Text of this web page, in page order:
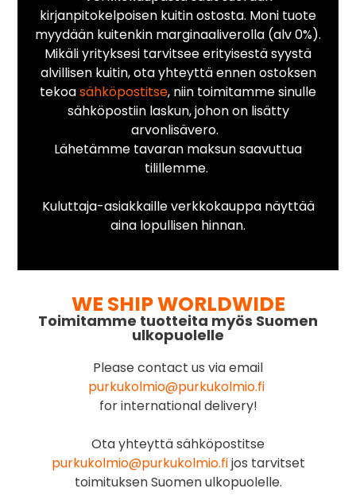
kirjanpitokelpoisen kuitin ostosta. Moni tuote
myydään kuitenkin marginaaliverolla (alv 0%).
Mikäli yrityksesi tarvitsee erityisestä syystä
alvillisen kuitin, ota yhteyttä ennen ostoksen
tekoasähköpostitse, niin toimitamme sinulle
sähköpostiin laskun, johon on lisätty
arvonlisävero.
Lähetämme tavaran maksun saavuttua
tilillemme.
Kuluttaja-asiakkaille verkkokauppa näyttää
aina lopullisen hinnan.
WE SHIP WORLDWIDE
Toimitamme tuotteita myös Suomen
ulkopuolelle
Please contact us via email
purkukolmio@purkukolmio.fi
for international delivery!
Ota yhteyttä sähköpostitse
purkukolmio@purkukolmio.fijos tarvitset
toimituksen Suomen ulkopuolelle.